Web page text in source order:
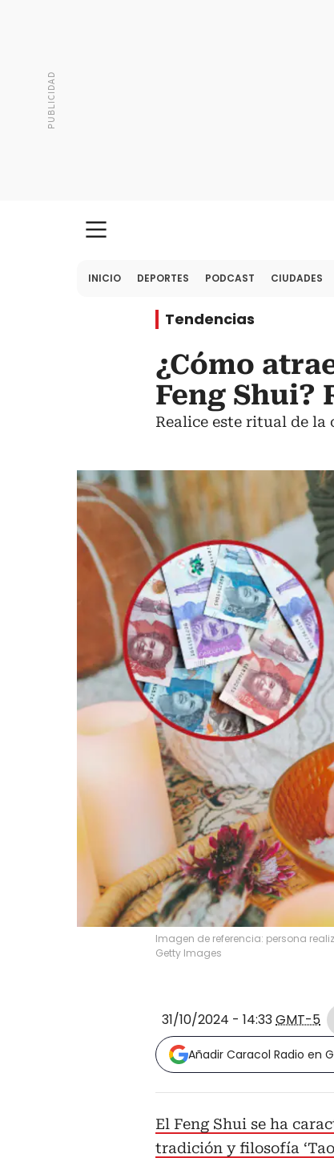
INICIO DEPORTES PODCAST CIUDADES
Tendencias
¿Cómo
Feng
Realice este ritual de la
Imagen de referencia: persona
Getty Images
31/10/2024 - 14:33GMT-5
Añadir Caracol Radio en
El Feng Shui se ha
tradición y filosofía